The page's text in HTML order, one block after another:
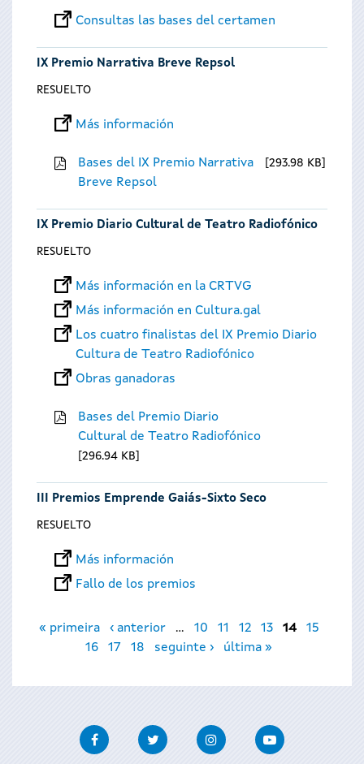
Consultas las bases del certamen
IX Premio Narrativa Breve Repsol
RESUELTO
Más información
Bases del IX Premio Narrativa
Breve Repsol
293.98 KB
IX Premio Diario Cultural de Teatro Radiofónico
RESUELTO
Más información en la CRTVG
Más información en Cultura.gal
Los cuatro finalistas del IX Premio Diario
Cultura de Teatro Radiofónico
Obras ganadoras
Bases del Premio Diario
Cultural de Teatro Radiofónico
296.94 KB
III Premios Emprende Gaiás-Sixto Seco
RESUELTO
Más información
Fallo de los premios
Páginas
« primeira ‹ anterior … 10 11 12 13 14
15
16
17 18 seguinte › última »
FacebookTwitter InstagramYoutube